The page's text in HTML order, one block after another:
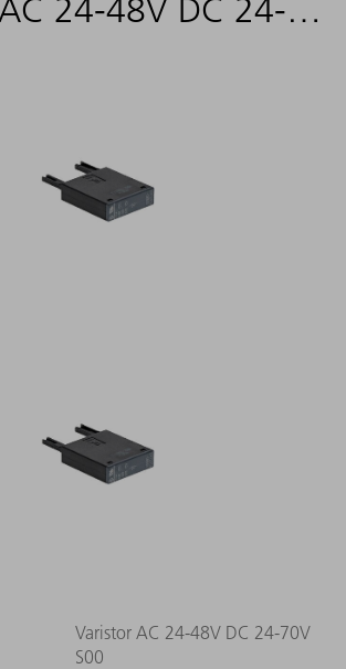
Varistor AC 24-48V DC 24-70V S00
Varistor AC 24-48V DC 24-70V
S00